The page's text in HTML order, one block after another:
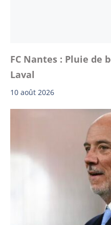
FC Nantes : Pluie de
Laval
10 août 2026